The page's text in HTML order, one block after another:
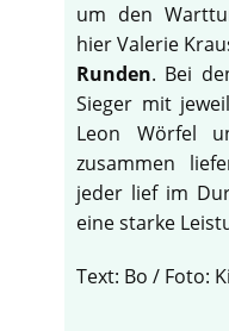
um den
hier Valerie
Runden. Bei
Sieger mit
Leon Wörfel
zusammen
jeder lief im
eine starke
Text: Bo / Foto: Ki